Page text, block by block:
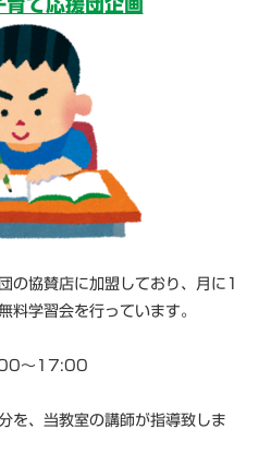
て応援団企画
の協賛店に加盟しており、月に1
料学習会を行っています。
～17:00
を、当教室の講師が指導致しま